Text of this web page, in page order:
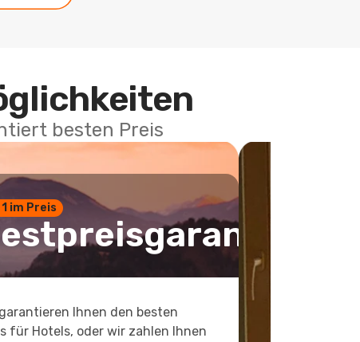
besten Preis
1 im Preis
Ihnen den besten
für Hotels, oder wir zahlen Ihnen